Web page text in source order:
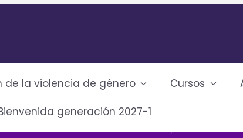
de la violencia de género Cursos
generación 2027-1